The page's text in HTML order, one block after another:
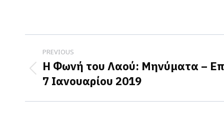
Post
navigation
PREVIOUS
Previous
post:
Η Φωνή του Λαού: Μηνύματα –
7 Ιανουαρίου 2019